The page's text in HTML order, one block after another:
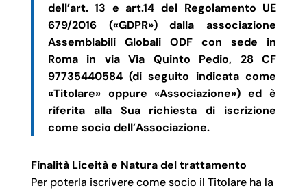
dell’art. 13 e art.14 del Regolamento UE
679/2016 («GDPR») dalla associazione
Assemblabili Globali ODF con sede in
Roma in via Via Quinto Pedio, 28 CF
97735440584 (di seguito indicata come
«Titolare» oppure «Associazione») ed è
riferita alla Sua richiesta di iscrizione
come socio dell’Associazione.
Finalità Liceità e Natura del trattamento
Per poterla iscrivere come socio il Titolare ha la